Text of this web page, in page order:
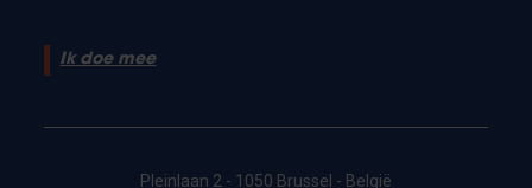
Ik doe mee
Pleinlaan 2 - 1050 Brussel - België